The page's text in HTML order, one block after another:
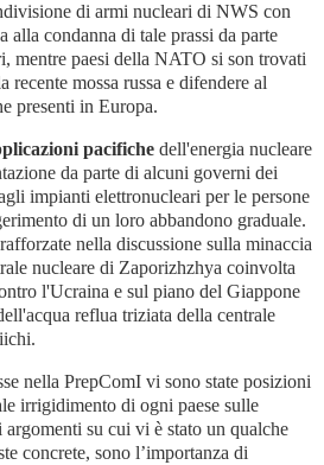
di armi nucleari di NWS con
condanna di tale prassi da parte
mentre paesi della NATO si son trovati
mossa russa e difendere al
presenti in Europa.
pacifiche dell'energia nucleare
da parte di alcuni governi dei
impianti elettronucleari per le persone
di un loro abbandono graduale.
nella discussione sulla minaccia
nucleare di Zaporizhzhya coinvolta
l'Ucraina e sul piano del Giappone
reflua triziata della centrale
nella PrepComI vi sono state posizioni
irrigidimento di ogni paese sulle
su cui vi è stato un qualche
concrete, sono l’importanza di